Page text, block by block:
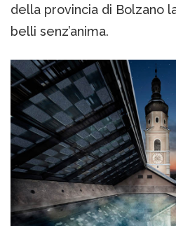
della provincia di Bolzano
belli senz’anima.